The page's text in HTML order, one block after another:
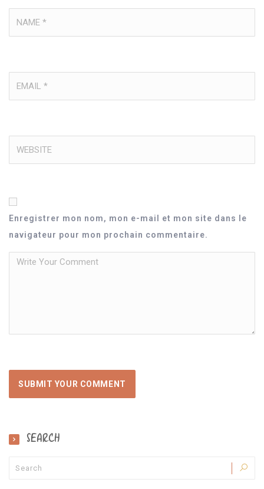
Enregistrer mon nom, mon e-mail et mon site dans le
navigateur pour mon prochain commentaire.
SEARCH